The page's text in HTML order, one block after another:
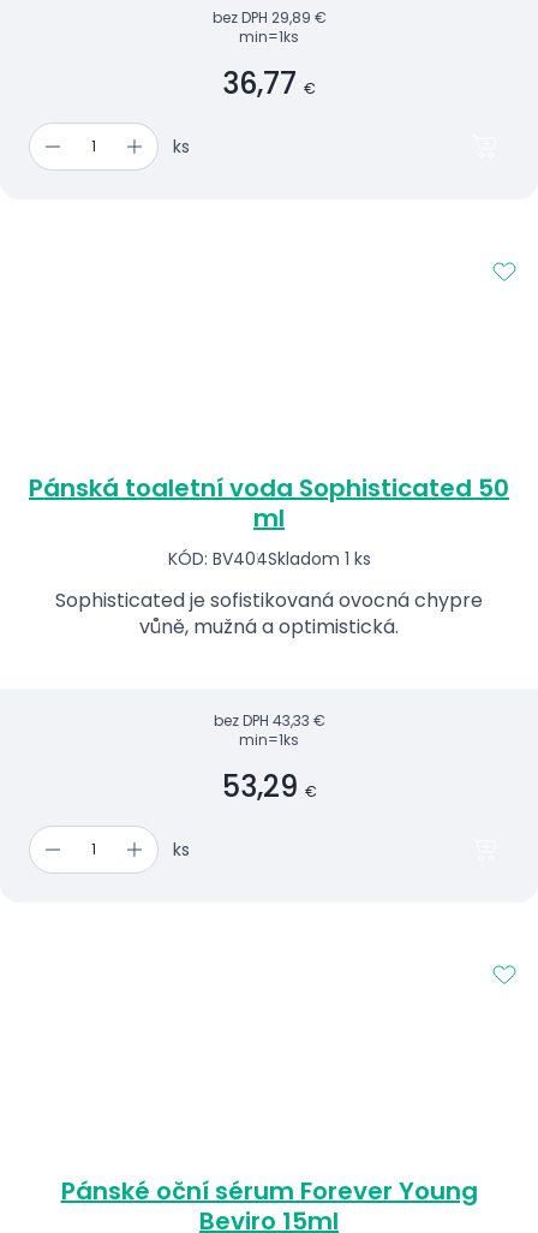
bez DPH 29,89 €
min=1ks
36,77 €
ks
Pánská toaletní voda Sophisticated 50
ml
KÓD: BV404Skladom 1 ks
Sophisticated je sofistikovaná ovocná chypre
vůně, mužná a optimistická.
bez DPH 43,33 €
min=1ks
53,29 €
ks
Pánské oční sérum Forever Young
Beviro 15ml